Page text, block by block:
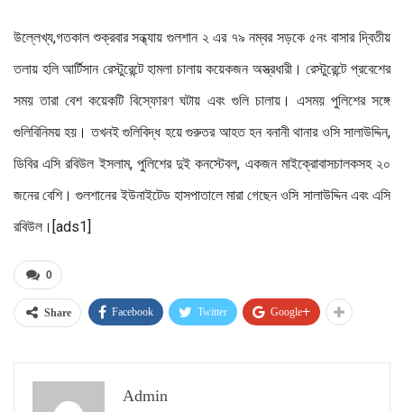
উল্লেখ্য,গতকাল শুক্রবার সন্ধ্যায় গুলশান ২ এর ৭৯ নম্বর সড়কে ৫নং বাসার দ্বিতীয়
তলায় হলি আর্টিসান রেস্টুরেন্টে হামলা চালায় কয়েকজন অস্ত্রধারী। রেস্টুরেন্টে প্রবেশের
সময় তারা বেশ কয়েকটি বিস্ফোরণ ঘটায় এবং গুলি চালায়। এসময় পুলিশের সঙ্গে
গুলিবিনিময় হয়। তখনই গুলিবিদ্ধ হয়ে গুরুতর আহত হন বনানী থানার ওসি সালাউদ্দিন,
ডিবির এসি রবিউল ইসলাম, পুলিশের দুই কনস্টেবল, একজন মাইক্রোবাসচালকসহ ২০
জনের বেশি। গুলশানের ইউনাইটেড হাসপাতালে মারা গেছেন ওসি সালাউদ্দিন এবং এসি
রবিউল।[ads1]
0
Share Facebook Twitter Google+
Admin